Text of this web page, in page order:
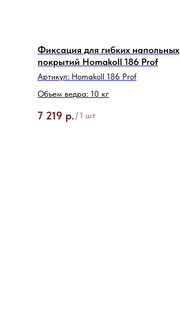
Фиксация для гибких напольных
покрытий Homakoll 186 Prof
Артикул: Homakoll 186 Prof
Объем ведра: 10 кг
7 219 р./1 шт